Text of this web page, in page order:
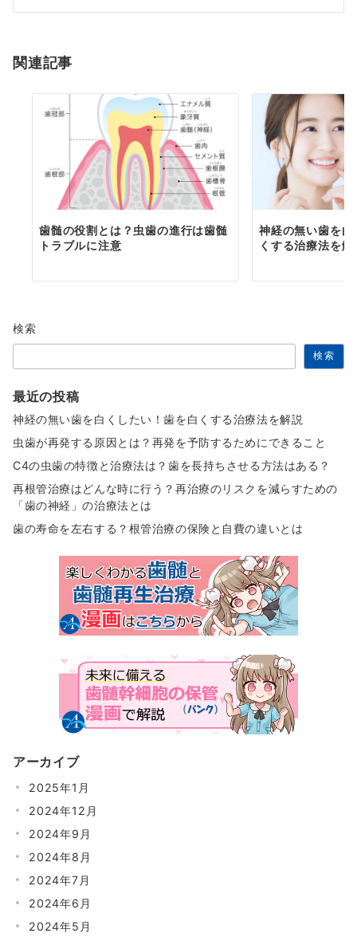
シ
ン
関連記事
歯髄の役割とは？虫歯の進行は歯髄
トラブルに注意
神経の無い歯を
くする治療法を解
検索
検索
最近の投稿
神経の無い歯を白くしたい！歯を白くする治療法を解説
虫歯が再発する原因とは？再発を予防するためにできること
C4の虫歯の特徴と治療法は？歯を長持ちさせる方法はある？
再根管治療はどんな時に行う？再治療のリスクを減らすための
「歯の神経」の治療法とは
歯の寿命を左右する？根管治療の保険と自費の違いとは
アーカイブ
2025年1月
2024年12月
2024年9月
2024年8月
2024年7月
2024年6月
2024年5月